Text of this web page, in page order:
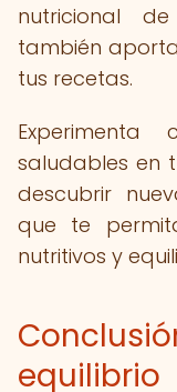
nutricional
también
tus recetas.
Experimenta
saludables en
descubrir
que te
nutritivos y
equilibrio